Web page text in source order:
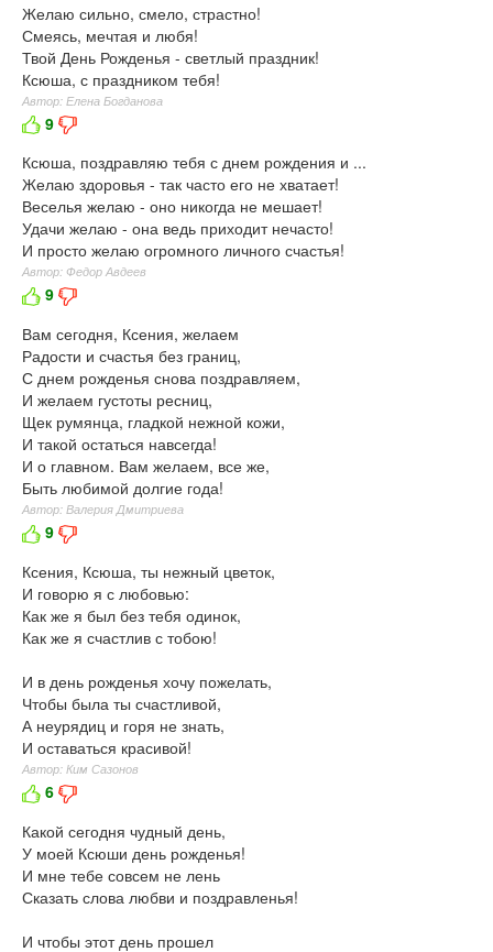
Желаю сильно, смело, страстно!
Смеясь, мечтая и любя!
Твой День Рожденья - светлый праздник!
Ксюша, с праздником тебя!
Автор: Елена Богданова
9
Ксюша, поздравляю тебя с днем рождения и ...
Желаю здоровья - так часто его не хватает!
Веселья желаю - оно никогда не мешает!
Удачи желаю - она ведь приходит нечасто!
И просто желаю огромного личного счастья!
Автор: Федор Авдеев
9
Вам сегодня, Ксения, желаем
Радости и счастья без границ,
С днем рожденья снова поздравляем,
И желаем густоты ресниц,
Щек румянца, гладкой нежной кожи,
И такой остаться навсегда!
И о главном. Вам желаем, все же,
Быть любимой долгие года!
Автор: Валерия Дмитриева
9
Ксения, Ксюша, ты нежный цветок,
И говорю я с любовью:
Как же я был без тебя одинок,
Как же я счастлив с тобою!
И в день рожденья хочу пожелать,
Чтобы была ты счастливой,
А неурядиц и горя не знать,
И оставаться красивой!
Автор: Ким Сазонов
6
Какой сегодня чудный день,
У моей Ксюши день рожденья!
И мне тебе совсем не лень
Сказать слова любви и поздравленья!
И чтобы этот день прошел